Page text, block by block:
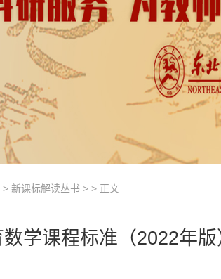
> 新课标解读丛书 > > 正文
数学课程标准（2022年